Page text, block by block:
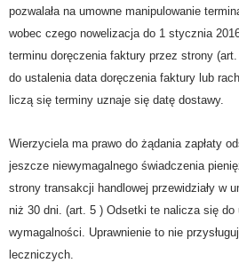
pozwalała na umowne manipulowanie
wobec czego nowelizacja do 1 stycznia
terminu doręczenia faktury przez strony
do ustalenia data doręczenia faktury lub
liczą się terminy uznaje się datę dostawy.
Wierzyciela ma prawo do żądania zapłaty
jeszcze niewymagalnego świadczenia
strony transakcji handlowej przewidziały w
niż 30 dni. (art. 5 ) Odsetki te nalicza się do
wymagalności. Uprawnienie to nie
leczniczych.